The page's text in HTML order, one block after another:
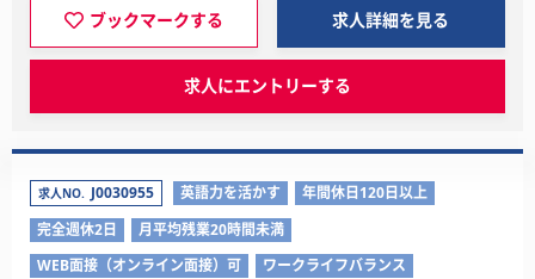
ブックマークする 求人詳細を見る
求人にエントリーする
求人NO. J0030955 英語力を活かす
年間休日120日以上
完全週休2日
月平均残業20時間未満
WEB面接（オンライン面接）可
ワークライフバランス